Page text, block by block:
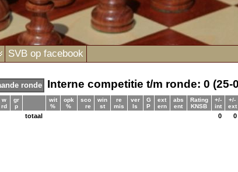
SVB op facebook
Interne competitie t/m ronde: 0 (25-
w
rd
gr
p
wit
%
opk
%
sco
re
win
st
re
mis
ver
ls
G
P
ext
ern
abs
ent
Rating
KNSB
+/-
int
+/-
ext
totaal 0 0